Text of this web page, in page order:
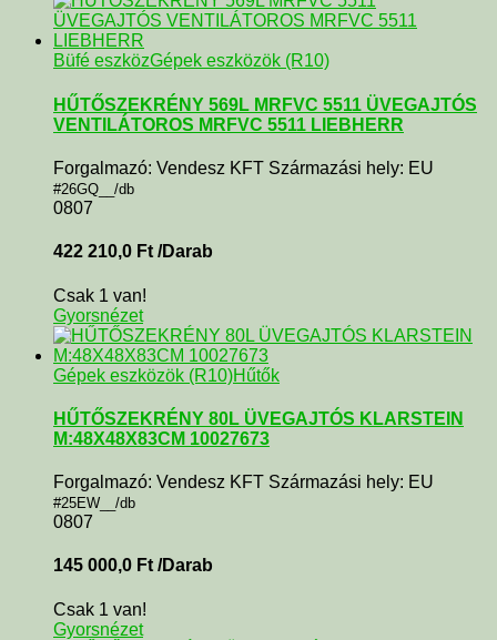
Büfé eszközGépek eszközök (R10)
HŰTŐSZEKRÉNY 569L MRFVC 5511 ÜVEGAJTÓS
VENTILÁTOROS MRFVC 5511 LIEBHERR
Forgalmazó: Vendesz KFT Származási hely: EU
#26GQ__/db
0807
422 210,0 Ft /Darab
Csak 1 van!
Gyorsnézet
Gépek eszközök (R10)Hűtők
HŰTŐSZEKRÉNY 80L ÜVEGAJTÓS KLARSTEIN
M:48X48X83CM 10027673
Forgalmazó: Vendesz KFT Származási hely: EU
#25EW__/db
0807
145 000,0 Ft /Darab
Csak 1 van!
Gyorsnézet